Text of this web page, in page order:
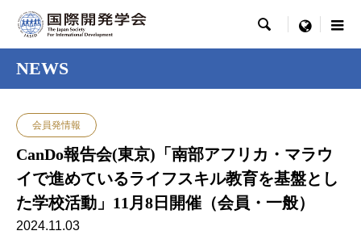
 menu
NEWS
会員発情報
CanDo報告会(東京)「南部アフリカ・マラウ
イで進めているライフスキル教育を基盤とし
た学校活動」11月8日開催（会員・一般）
2024.11.03